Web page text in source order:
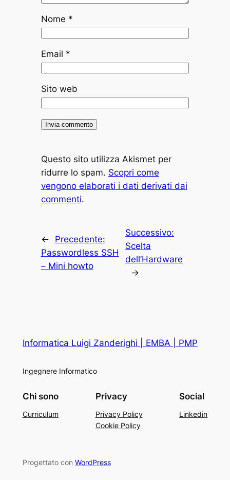
Nome *
Email *
Sito web
Questo sito utilizza Akismet per
ridurre lo spam. Scopri come
vengono elaborati i dati derivati dai
commenti.
←
Precedente:
Passwordless SSH
– Mini howto
Successivo:
Scelta
dell’Hardware
→
Informatica Luigi Zanderighi | EMBA | PMP
Ingegnere Informatico
Chi sono
Curriculum
Privacy
Privacy Policy
Cookie Policy
Social
Linkedin
Progettato con WordPress